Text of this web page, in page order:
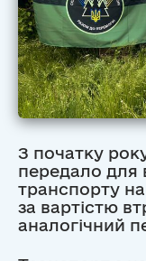
З початку
передало для
транспорту
за вартістю
аналогічний